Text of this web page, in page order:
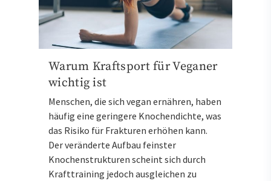
Warum Kraftsport für Veganer
wichtig ist
Menschen, die sich vegan ernähren, haben
häufig eine geringere Knochendichte, was
das Risiko für Frakturen erhöhen kann.
Der veränderte Aufbau feinster
Knochenstrukturen scheint sich durch
Krafttraining jedoch ausgleichen zu